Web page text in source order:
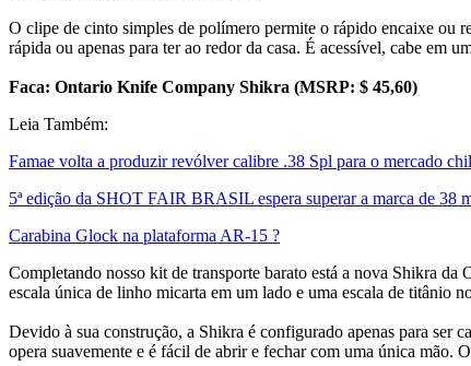
O clipe de cinto simples de polímero permite o rápido encaixe ou
rápida ou apenas para ter ao redor da casa. É acessível, cabe em
Faca: Ontario Knife Company Shikra (MSRP: $ 45,60)
Leia Também:
Famae volta a produzir revólver calibre .38 Spl para o mercado
5ª edição da SHOT FAIR BRASIL espera superar a marca de 38
Carabina Glock na plataforma AR-15 ?
Completando nosso kit de transporte barato está a nova Shikra
escala única de linho micarta em um lado e uma escala de titânio
Devido à sua construção, a Shikra é configurado apenas para ser
opera suavemente e é fácil de abrir e fechar com uma única mão.